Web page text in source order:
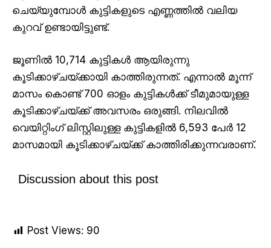
ചെയ്യുമ്പോൾ കുട്ടികളുടെ എണ്ണത്തിൽ വലിയ
കുറവ് ഉണ്ടായിട്ടുണ്ട്.
ജൂണിൽ 10,714 കുട്ടികൾ ആയിരുന്നു
കൂടിക്കാഴ്ചയ്ക്കായി കാത്തിരുന്നത്. എന്നാൽ മൂന്ന്
മാസം കൊണ്ട് 700 ഓളം കുട്ടികൾക്ക് ടീമുമായുള്ള
കൂടിക്കാഴ്ചയ്ക്ക് അവസരം ഒരുങ്ങി. നിലവിൽ
വെയിറ്റിംഗ് ലിസ്റ്റിലുള്ള കുട്ടികളിൽ 6,593 പേർ 12
മാസമായി കൂടിക്കാഴ്ചയ്ക്ക് കാത്തിരിക്കുന്നവരാണ്.
Discussion about this post
Post Views: 90